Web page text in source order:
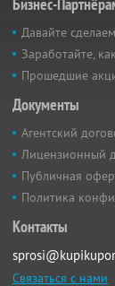
Давайте
Заработайте,
Прошедшие
Документы
Агентский
Лицензионный
Публичная
Политика
Контакты
Связаться с нами